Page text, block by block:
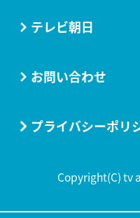
テレビ朝日
お問い合わせ
プライバシーポリ
Copyright(C) tv